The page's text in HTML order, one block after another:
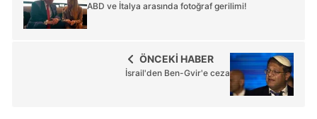
ABD ve İtalya arasında fotoğraf gerilimi!
ÖNCEKİ HABER
İsrail'den Ben-Gvir'e ceza